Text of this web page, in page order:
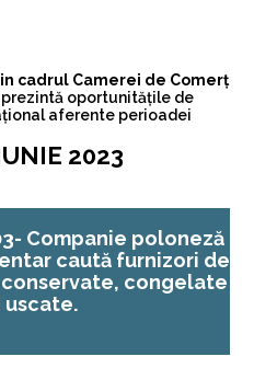
cadrul Camerei de Comerț
oportunitățile de
aferente perioadei
2023
Companie poloneză
caută furnizori de
congelate
uscate.